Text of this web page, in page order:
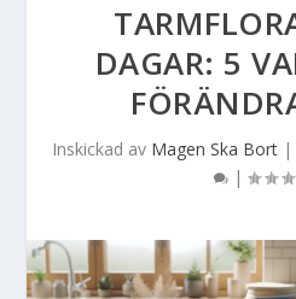
DAGAR: 5
Inskickad av Magen Ska Bort |
|